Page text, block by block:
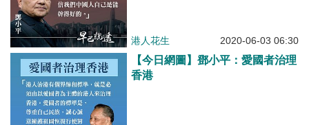
港人花生 2020-06-03 06:30
【今日網圖】鄧小平：愛國者治理
香港